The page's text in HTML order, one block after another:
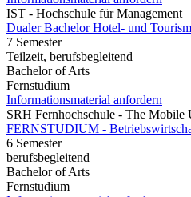
IST - Hochschule für Management
Dualer Bachelor Hotel- und
7 Semester
Teilzeit, berufsbegleitend
Bachelor of Arts
Fernstudium
Informationsmaterial anfordern
SRH Fernhochschule - The Mobile
FERNSTUDIUM -
6 Semester
berufsbegleitend
Bachelor of Arts
Fernstudium